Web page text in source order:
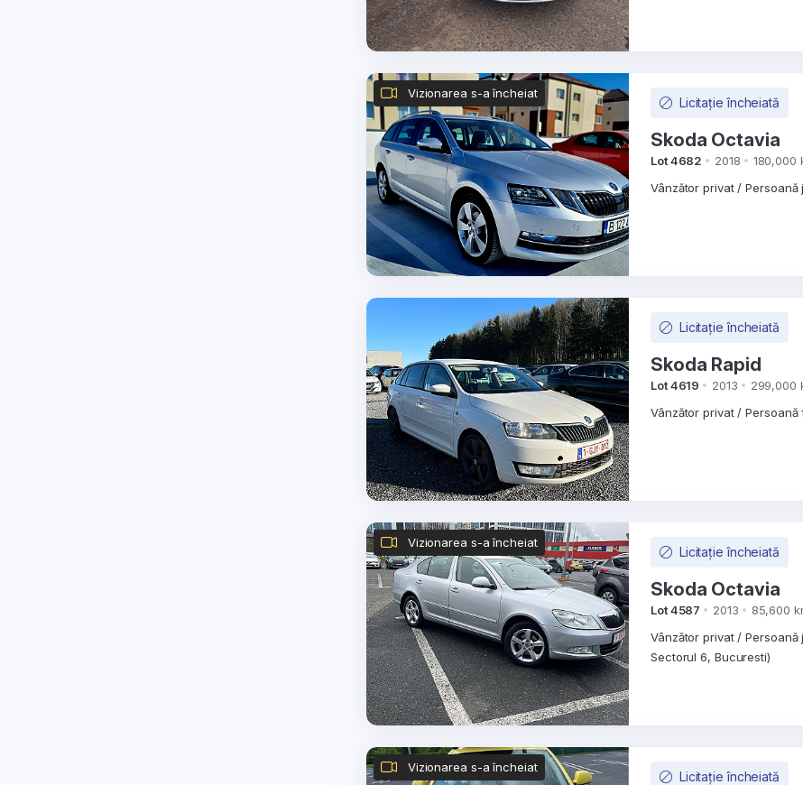
Vizionarea s-a încheiat
Licitație încheiată
Skoda Octavia
Lot 4682 2018 180,000
Vânzător privat / Persoană
Licitație încheiată
Skoda Rapid
Lot 4619 2013 299,000
Vânzător privat / Persoană
Vizionarea s-a încheiat
Licitație încheiată
Skoda Octavia
Lot 4587 2013 85,600
Vânzător privat / Persoană
Sectorul 6, Bucuresti)
Vizionarea s-a încheiat
Licitație încheiată